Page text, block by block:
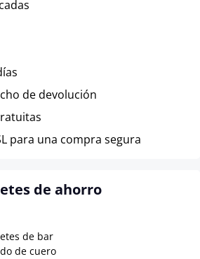
de devolución
para una compra segura
de ahorro